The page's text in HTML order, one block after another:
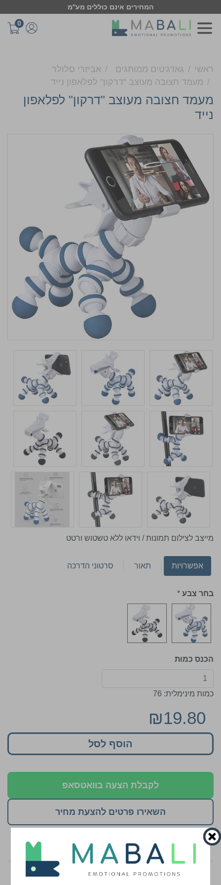
המחירים אינם כוללים מע''מ
0
ראשי גאדג'טים ממותגים
אביזרי סלולר
מעמד חצובה מעוצב "דרקון" לפלאפון נייד
מעמד חצובה מעוצב "דרקון" לפלאפון
נייד
מייצב לצילום תמונות / וידאו ללא טשטוש ורטט
אפשרויות תאור סרטוני הדרכה
בחר צבע *
הכנס כמות
כמות מינימלית: 76
₪19.80
הוסף לסל
לקבלת הצעה בוואטסאפ
השאירו פרטים להצעת מחיר